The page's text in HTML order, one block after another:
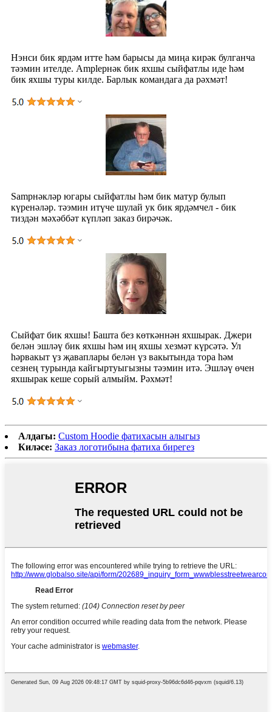
Нэнси бик ярдәм итте һәм барысы да миңа кирәк булганча
тәэмин ителде. Ampleрнәк бик яхшы сыйфатлы иде һәм
бик яхшы туры килде. Барлык командага да рәхмәт!
Samрнәкләр югары сыйфатлы һәм бик матур булып
күренәләр. тәэмин итүче шулай ук ​​бик ярдәмчел - бик
тиздән мәхәббәт күпләп заказ бирәчәк.
Сыйфат бик яхшы! Башта без көткәннән яхшырак. Джери
белән эшләү бик яхшы һәм иң яхшы хезмәт күрсәтә. Ул
һәрвакыт үз җаваплары белән үз вакытында тора һәм
сезнең турында кайгыртуыгызны тәэмин итә. Эшләү өчен
яхшырак кеше сорый алмыйм. Рәхмәт!
Алдагы: Custom Hoodie фатихасын алыгыз
Киләсе: Заказ логотибына фатиха бирегез